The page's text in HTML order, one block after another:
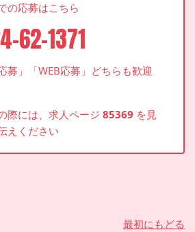
の応募はこちら
62-1371
募」「WEB応募」どちらも歓迎
際には、求人ページ85369 を見
えください
最初にもどる